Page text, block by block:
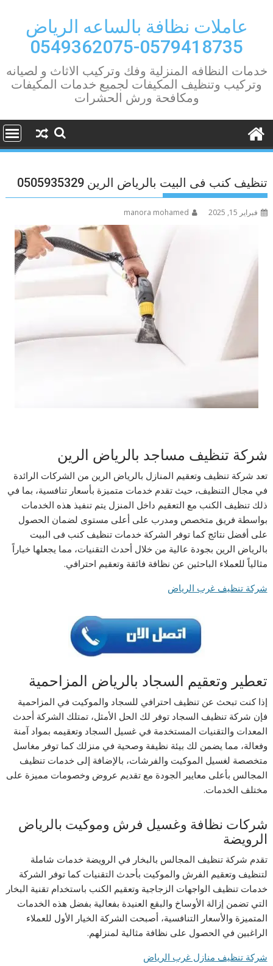
contentعاملات نظافة بالساعه الرياض
0579418735-0549362075
خدمات النظافه المنزلية وفك وتركيب الاثاث و لصيانه
وتركيب وتنظيف المكيفات لجميع خدمات المكيفات
ومكافحة ورش الحشرات
تنظيف كنب فى البيت بالرياض الرين 0505935329
فبراير 15, 2025 manora mohamed
شركة تنظيف مساجد بالرياض الرين
تعد شركة تنظيف وتعقيم المنازل بالرياض الرين من الشركات الرائدة
في مجال التنظيف، حيث تقدم خدمات متميزة بأسعار تنافسية، بما في
ذلك تنظيف الكنب مع التعقيم داخل المنزل يتم تنفيذ هذه الخدمات
بواسطة فريق متخصص ومدرب على أعلى مستوى لضمان الحصول
على أفضل نتائج كما توفر الشركة خدمات تنظيف كنب فى البيت
بالرياض الرين بجودة عالية من خلال أحدث التقنيات، مما يجعلها خياراً
مثالياً للعملاء الباحثين عن نظافة فائقة وتعقيم احترافي.
شركة تنظيف غرب الرياض
تعطير وتعقيم السجاد بالرياض المزاحمية
إذا كنت تبحث عن تنظيف احترافي للسجاد والموكيت في المزاحمية
فإن شركة تنظيف السجاد توفر لك الحل الأمثل، تمتلك الشركة أحدث
المعدات والتقنيات المستخدمة في غسيل السجاد وتعقيمه بمواد آمنة
وفعالة، مما يضمن لك بيئة نظيفة وصحية في منزلك كما توفر مغاسل
متخصصة لغسيل الموكيت والفرشات، بالإضافة إلى خدمات تنظيف
المجالس بأعلى معايير الجودة مع تقديم عروض وخصومات مميزة على
مختلف الخدمات.
شركات نظافة وغسيل فرش وموكيت بالرياض
الرويضة
تقدم شركة تنظيف المجالس بالبخار في الرويضة خدمات شاملة
لتنظيف وتعقيم الفرش والموكيت بأحدث التقنيات كما توفر الشركة
خدمات تنظيف الواجهات الزجاجية وتعقيم الكنب باستخدام تقنية البخار
التي تضمن إزالة الأوساخ والبقع العنيدة بفعالية بفضل هذه الخدمات
المتميزة والأسعار التنافسية، أصبحت الشركة الخيار الأول للعملاء
الراغبين في الحصول على نظافة مثالية لمنزلهم.
شركة تنظيف منازل غرب الرياض